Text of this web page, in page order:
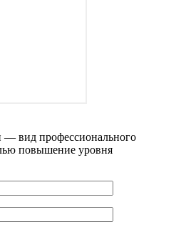
вид профессионального
повышение уровня